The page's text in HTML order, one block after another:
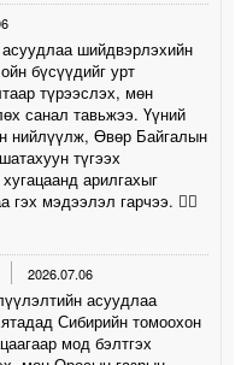
шийдвэрлэхийн
бүсүүдийг урт
түрээслэх, мөн
санал тавьжээ. Үүний
нийлүүлж, Өвөр Байгалын
түгээх
арилгахыг
гэх мэдээлэл гарчээ. 🤦‍♀️
2026.07.06
асуудлаа
Сибирийн томоохон
мод бэлтгэх